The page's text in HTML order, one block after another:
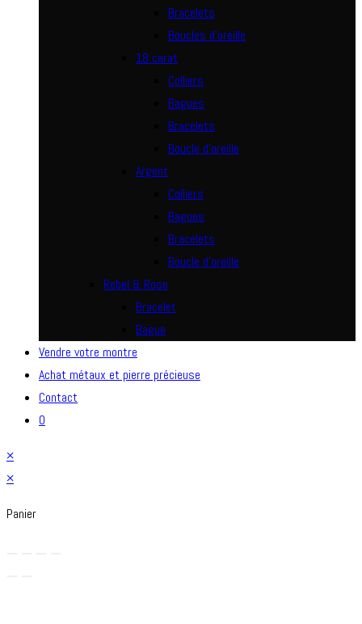
Bracelets
Boucles d’oreille
18 carat
Colliers
Bagues
Bracelets
Boucle d’oreille
Argent
Colliers
Bagues
Bracelets
Boucle d’oreille
Rebel & Rose
Bracelet
Bague
Vendre votre montre
Achat métaux et pierre précieuse
Contact
0
×
×
Panier